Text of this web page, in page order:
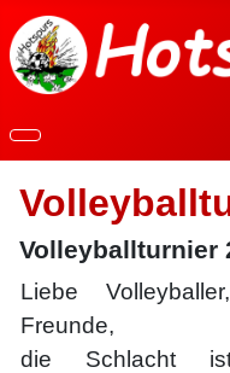
Volleyballturnier
Liebe
Freunde,
die Schlacht